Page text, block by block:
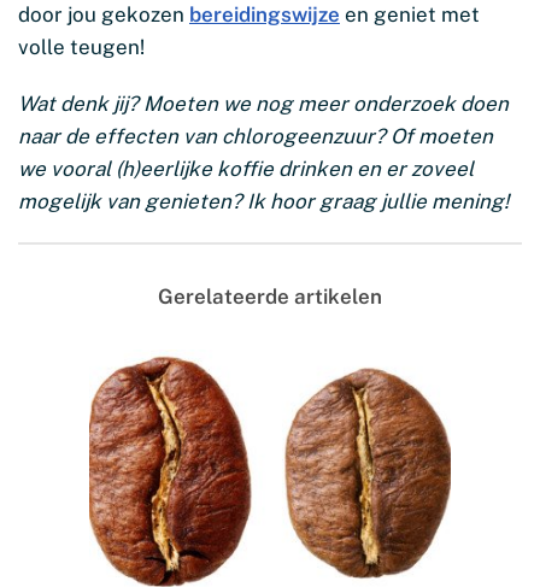
door jou gekozen bereidingswijze en geniet met
volle teugen!
Wat denk jij? Moeten we nog meer onderzoek doen
naar de effecten van chlorogeenzuur? Of moeten
we vooral (h)eerlijke koffie drinken en er zoveel
mogelijk van genieten? Ik hoor graag jullie mening!
Gerelateerde artikelen